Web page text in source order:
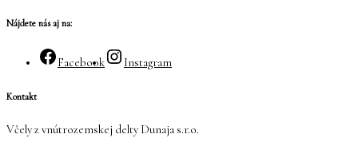
Nájdete nás aj na:
Facebook Instagram
Kontakt
Včely z vnútrozemskej delty Dunaja s.r.o.